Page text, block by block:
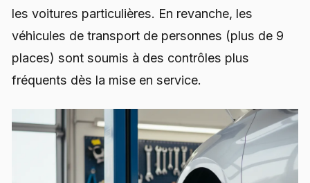
les voitures particulières. En revanche, les
véhicules de transport de personnes (plus de 9
places) sont soumis à des contrôles plus
fréquents dès la mise en service.